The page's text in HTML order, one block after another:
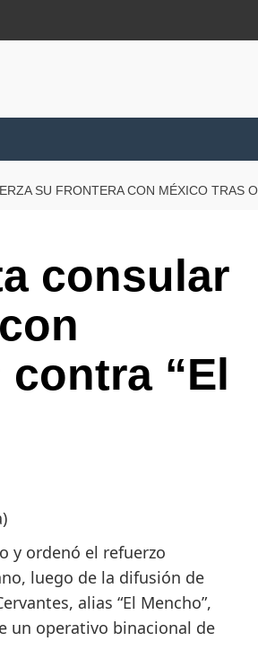
SU FRONTERA CON MÉXICO TRAS
consular
“El
y ordenó el refuerzo
luego de la difusión de
alias “El Mencho”,
un operativo binacional de